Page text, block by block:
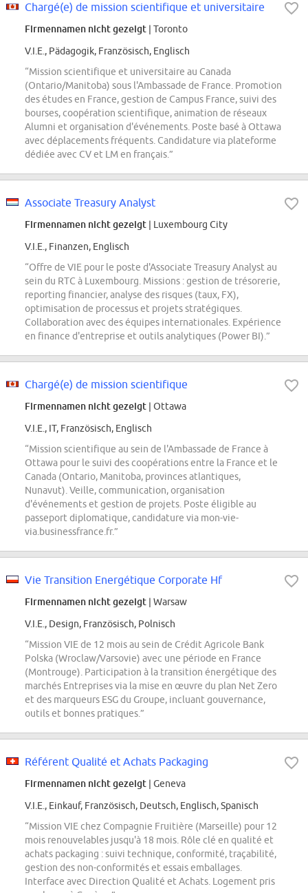
Chargé(e) de mission scientifique et universitaire
Firmennamen nicht gezeigt | Toronto
V.I.E., Pädagogik, Französisch, Englisch
“Mission scientifique et universitaire au Canada
(Ontario/Manitoba) sous l'Ambassade de France. Promotion
des études en France, gestion de Campus France, suivi des
bourses, coopération scientifique, animation de réseaux
Alumni et organisation d'événements. Poste basé à Ottawa
avec déplacements fréquents. Candidature via plateforme
dédiée avec CV et LM en français.”
Associate Treasury Analyst
Firmennamen nicht gezeigt | Luxembourg City
V.I.E., Finanzen, Englisch
“Offre de VIE pour le poste d'Associate Treasury Analyst au
sein du RTC à Luxembourg. Missions : gestion de trésorerie,
reporting financier, analyse des risques (taux, FX),
optimisation de processus et projets stratégiques.
Collaboration avec des équipes internationales. Expérience
en finance d'entreprise et outils analytiques (Power BI).”
Chargé(e) de mission scientifique
Firmennamen nicht gezeigt | Ottawa
V.I.E., IT, Französisch, Englisch
“Mission scientifique au sein de l'Ambassade de France à
Ottawa pour le suivi des coopérations entre la France et le
Canada (Ontario, Manitoba, provinces atlantiques,
Nunavut). Veille, communication, organisation
d'événements et gestion de projets. Poste éligible au
passeport diplomatique, candidature via mon-vie-
via.businessfrance.fr.”
Vie Transition Energétique Corporate Hf
Firmennamen nicht gezeigt | Warsaw
V.I.E., Design, Französisch, Polnisch
“Mission VIE de 12 mois au sein de Crédit Agricole Bank
Polska (Wroclaw/Varsovie) avec une période en France
(Montrouge). Participation à la transition énergétique des
marchés Entreprises via la mise en œuvre du plan Net Zero
et des marqueurs ESG du Groupe, incluant gouvernance,
outils et bonnes pratiques.”
Référent Qualité et Achats Packaging
Firmennamen nicht gezeigt | Geneva
V.I.E., Einkauf, Französisch, Deutsch, Englisch, Spanisch
“Mission VIE chez Compagnie Fruitière (Marseille) pour 12
mois renouvelables jusqu'à 18 mois. Rôle clé en qualité et
achats packaging : suivi technique, conformité, traçabilité,
gestion des non-conformités et essais emballages.
Interface avec Direction Qualité et Achats. Logement pris